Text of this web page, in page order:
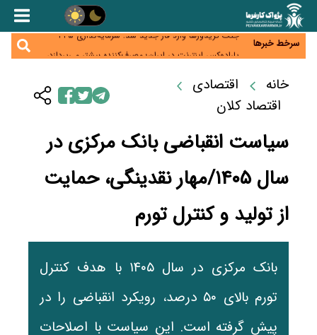
سرخط خبرها
زائران اربعین نگران ارز باقی‌مانده نباشند؛ خرید دینار در
جنگ کریدورها وارد فاز جدید شد؛ سرمایه‌گذاری ۳۴۵
میلیارد دلاری اوراسیا تا ۲۰۳۵
پارادوکس اینترنت در ایران؛ مصرف‌کننده بیشتر می‌پردازد،
شبکه کمتر توسعه می‌یابد
جدید سیاست‌های مالیاتی در حمایت از تولید
معمای تأمین ۸۰ همت معوقات بازنشستگان؛ بانک رفاه
وارد میدان شد
خانه
اقتصادی
اقتصاد کلان
سیاست انقباضی بانک مرکزی در
سال ۱۴۰۵/مهار نقدینگی، حمایت
از تولید و کنترل تورم
بانک مرکزی در سال ۱۴۰۵ با هدف کنترل
تورم بالای ۵۰ درصد، رویکرد انقباضی را در
پیش گرفته است. این سیاست با اصلاحات